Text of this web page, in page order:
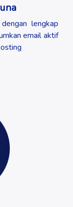
lengkap
email aktif